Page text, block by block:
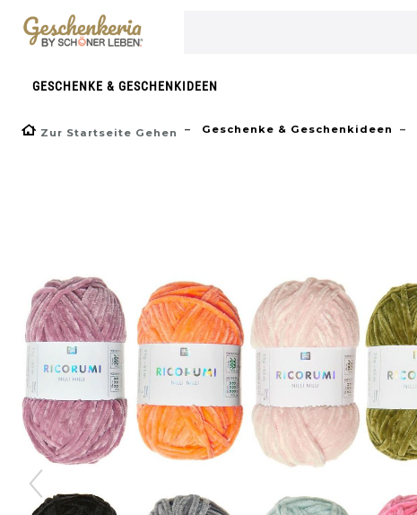
GESCHENKE & GESCHENKIDEEN
Zur Startseite Gehen Geschenke & Geschenkideen